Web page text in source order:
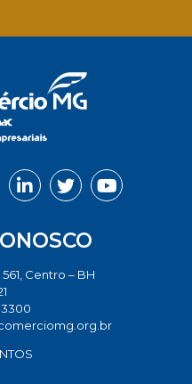
Centro – BH
3300